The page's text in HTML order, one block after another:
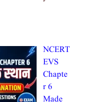
NCERT
EVS
Chapte
r 6
Made